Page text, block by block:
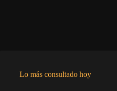
Lo más consultado hoy